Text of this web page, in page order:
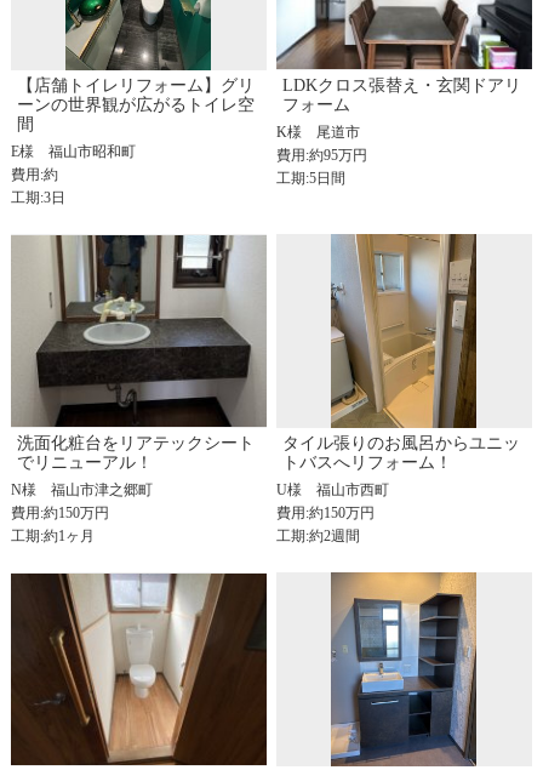
【店舗トイレリフォーム】グリ
ーンの世界観が広がるトイレ空
間
E様福山市昭和町
費用:約
工期:3日
LDKクロス張替え・玄関ドアリ
フォーム
K様 尾道市
費用:約95万円
工期:5日間
洗面化粧台をリアテックシート
でリニューアル！
N様福山市津之郷町
費用:約150万円
工期:約1ヶ月
タイル張りのお風呂からユニッ
トバスへリフォーム！
U様福山市西町
費用:約150万円
工期:約2週間